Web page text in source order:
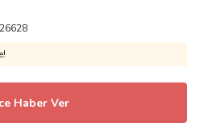
Haber Ver